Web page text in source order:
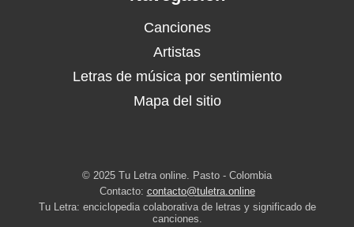
Canciones
Artistas
Letras de música por sentimiento
Mapa del sitio
© 2025 Tu Letra online. Pasto - Colombia
Contacto: contacto@tuletra.online
Tu Letra: enciclopedia colaborativa de letras y significado de
canciones.